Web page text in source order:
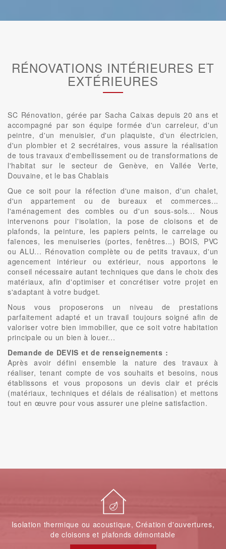
RÉNOVATIONS INTÉRIEURES ET
EXTÉRIEURES
SC Rénovation, gérée par Sacha Caixas depuis 20 ans et
accompagné par son équipe formée d'un carreleur, d'un
peintre, d'un menuisier, d'un plaquiste, d'un électricien,
d'un plombier et 2 secrétaires, vous assure la réalisation
de tous travaux d'embellissement ou de transformations de
l'habitat sur le secteur de Genève, en Vallée Verte,
Douvaine, et le bas Chablais
Que ce soit pour la réfection d'une maison, d'un chalet,
d'un appartement ou de bureaux et commerces...
l'aménagement des combles ou d'un sous-sols... Nous
intervenons pour l'isolation, la pose de cloisons et de
plafonds, la peinture, les papiers peints, le carrelage ou
faïences, les menuiseries (portes, fenêtres...) BOIS, PVC
ou ALU... Rénovation complète ou de petits travaux, d'un
agencement intérieur ou extérieur, nous apportons le
conseil nécessaire autant techniques que dans le choix des
matériaux, afin d'optimiser et concrétiser votre projet en
s'adaptant à votre budget.
Nous vous proposerons un niveau de prestations
parfaitement adapté et un travail toujours soigné afin de
valoriser votre bien immobilier, que ce soit votre habitation
principale ou un bien à louer...
Demande de DEVIS et de renseignements :
Après avoir défini ensemble la nature des travaux à
réaliser, tenant compte de vos souhaits et besoins, nous
établissons et vous proposons un devis clair et précis
(matériaux, techniques et délais de réalisation) et mettons
tout en œuvre pour vous assurer une pleine satisfaction.
Isolation thermique ou acoustique, Création d'ouvertures,
de cloisons et plafonds démontable